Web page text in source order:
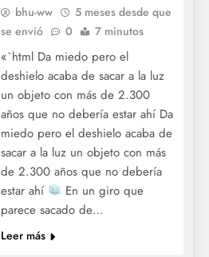
bhu-ww
5 meses desde que
se envió
0 7 minutos
«`html Da miedo pero el
deshielo acaba de sacar a la luz
un objeto con más de 2.300
años que no debería estar ahí Da
miedo pero el deshielo acaba de
sacar a la luz un objeto con más
de 2.300 años que no debería
estar ahí
En un giro que
parece sacado de…
Leer más